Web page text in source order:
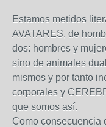
Estamos metidos
AVATARES, de
dos: hombres y
sino de animales
mismos y por tanto
corporales y
que somos así.
Como consecuencia